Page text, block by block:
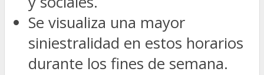
Se visualiza una mayor
siniestralidad en estos horarios
durante los fines de semana.